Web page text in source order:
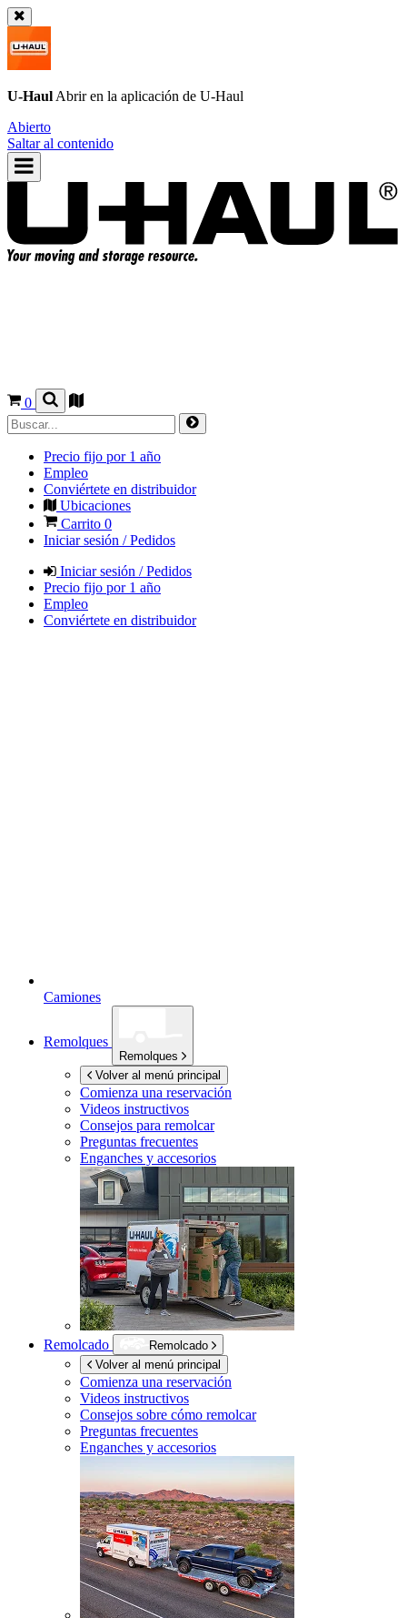
U-Haul Abrir en la aplicación de U-Haul
Abierto
Saltar al contenido
0
Precio fijo por 1 año
Empleo
Conviértete en distribuidor
Ubicaciones
Carrito 0
Iniciar sesión / Pedidos
Iniciar sesión / Pedidos
Precio fijo por 1 año
Empleo
Conviértete en distribuidor
Camiones
Remolques
Remolques
Volver al menú principal
Comienza una reservación
Videos instructivos
Consejos para remolcar
Preguntas frecuentes
Enganches y accesorios
Remolcado
Remolcado
Volver al menú principal
Comienza una reservación
Videos instructivos
Consejos sobre cómo remolcar
Preguntas frecuentes
Enganches y accesorios